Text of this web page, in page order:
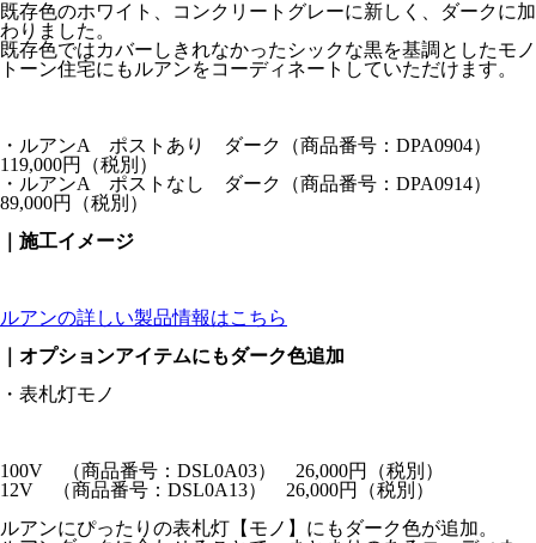
既存色のホワイト、コンクリートグレーに新しく、ダークに加
わりました。
既存色ではカバーしきれなかったシックな黒を基調としたモノ
トーン住宅にもルアンをコーディネートしていただけます。
・ルアンA ポストあり ダーク（商品番号：DPA0904）
119,000円（税別）
・ルアンA ポストなし ダーク（商品番号：DPA0914）
89,000円（税別）
｜施工イメージ
ルアンの詳しい製品情報はこちら
｜オプションアイテムにもダーク色追加
・表札灯モノ
100V （商品番号：DSL0A03） 26,000円（税別）
12V （商品番号：DSL0A13） 26,000円（税別）
ルアンにぴったりの表札灯【モノ】にもダーク色が追加。